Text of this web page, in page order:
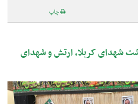
چاپ
شهدای کربلا، ارتش و شهدای